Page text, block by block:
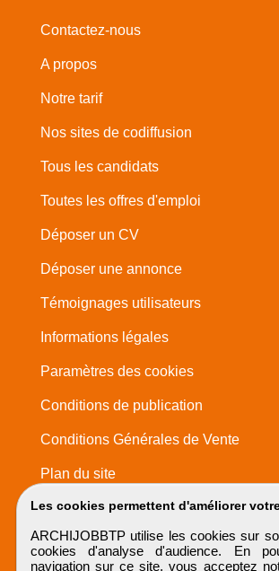
Les cookies permettent d'améliorer
ARCHIJOBBTP utilise les cookies sur
cookies d'analyse d'audience. En
navigation sur ce site, vous acceptez
Contactez-nous
A propos
Notre tarif
Nos sites de codiffusion
Tous les candidats
Toutes les offres d'emploi
Déposer un CV
Déposer une annonce
Témoignages utilisateurs
Informations légales
Paramètres des cookies
Conditions de publication
Conditions Générales de Vente
Plan du site